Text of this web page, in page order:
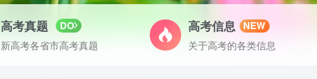
高考真题 DO
新高考各省市高考真题
高考信息 NEW
关于高考的各类信息